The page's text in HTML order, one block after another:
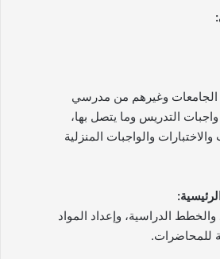
الجامعات وغيرهم من مدرسي
واجبات التدريس وما يتصل بها،
والاختبارات والواجبات المنزلية
الدراسية، وإعداد المواد
للمحاضرات.